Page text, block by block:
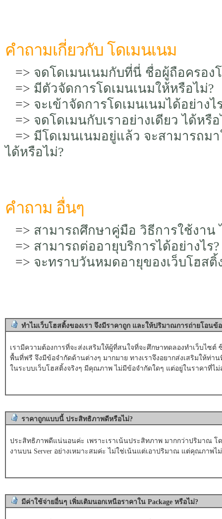
คำถามเกี่ยวกับ โดเมนเนม
=> จดโดเมนเนมกับที่นี่ ชื่อผู้ถือครอง
=> มีตัวจัดการโดเมนเนมให้หรือไม่?
=> จะเข้าจัดการโดเมนเนมได้อย่างไ
=> จดโดเมนกับเราอย่างเดียว ได้หรื
=> มีโดเมนเนมอยู่แล้ว จะสามารถม
ได้หรือไม่?
คำถาม อื่นๆ
=> สามารถศึกษาคู่มือ วิธีการใช้งาน
=> สามารถต่ออายุบริการได้อย่างไร?
=> จะทราบวันหมดอายุของเว็บโฮสติ้
ทำไมเว็บโฮสติ้งของเรา จึงมีราคาถูก และให้ปริมาณการถ่ายโอนข้
เรามีความต้องการที่จะส่งเสริมให้ผู้ที่สนใจที่จะศึกษาทดลองทำเว็บไซ
พื้นที่ฟรี จึงมีข้อจำกัดด้านต่างๆ มากมาย ทางเราจึงอยากส่งเสริมให้ท่า
ในระบบเว็บโฮสติ้งจริงๆ มีคุณภาพ ไม่มีข้อจำกัดใดๆ แต่อยู่ในราคาที่ไ
ราคาถูกแบบนี้ ประสิทธิภาพดีหรือไม่?
ประสิทธิภาพดีแน่นอนค่ะ เพราะเราเน้นประสิทภาพ มากกว่าปริมาณ โ
งานบน Server อย่างเหมาะสมค่ะ ไม่ใช่เน้นแต่เอาปริมาณ แต่คุณภาพ
มีค่าใช้จ่ายอื่นๆ เพิ่มเติมนอกเหนือราคาใน Package หรือไม่?